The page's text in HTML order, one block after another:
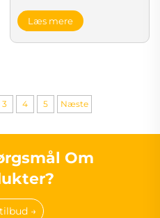
Læs mere
3 4 5 Næste
Om
→